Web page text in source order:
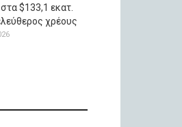
$133,1 εκατ.
χρέους